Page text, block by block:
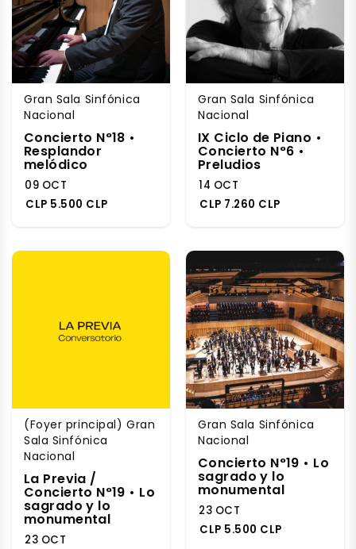
Gran Sala Sinfónica
Nacional
Concierto N°18 •
Resplandor
melódico
09 OCT
CLP 5.500 CLP
Gran Sala Sinfónica
Nacional
IX Ciclo de Piano •
Concierto N°6 •
Preludios
14 OCT
CLP 7.260 CLP
(Foyer principal) Gran
Sala Sinfónica
Nacional
La Previa /
Concierto N°19 • Lo
sagrado y lo
monumental
23 OCT
Gran Sala Sinfónica
Nacional
Concierto N°19 • Lo
sagrado y lo
monumental
23 OCT
CLP 5.500 CLP